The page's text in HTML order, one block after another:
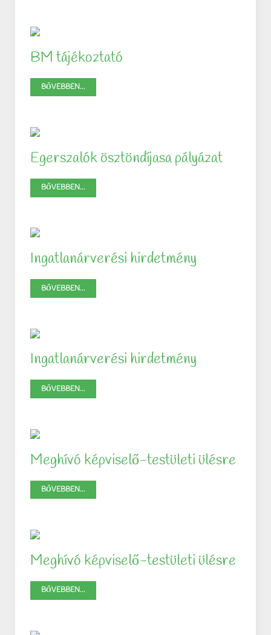
BM tájékoztató
BŐVEBBEN...
Egerszalók ösztöndíjasa pályázat
BŐVEBBEN...
Ingatlanárverési hirdetmény
BŐVEBBEN...
Ingatlanárverési hirdetmény
BŐVEBBEN...
Meghívó képviselő-testületi ülésre
BŐVEBBEN...
Meghívó képviselő-testületi ülésre
BŐVEBBEN...